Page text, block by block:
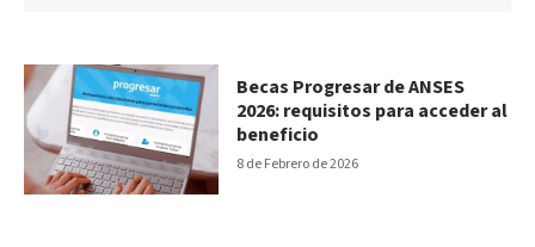
8 de Febrero de 2026
Becas Progresar de ANSES
2026: requisitos para acceder al
beneficio